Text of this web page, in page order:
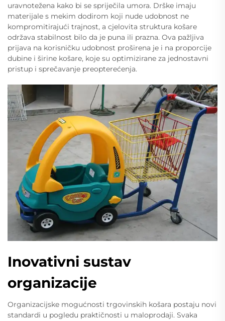
uravnotežena kako bi se spriječila umora. Drške imaju
materijale s mekim dodirom koji nude udobnost ne
kompromitirajući trajnost, a cjelovita struktura košare
održava stabilnost bilo da je puna ili prazna. Ova pažljiva
prijava na korisničku udobnost proširena je i na proporcije
dubine i širine košare, koje su optimizirane za jednostavni
pristup i sprečavanje preopterećenja.
Inovativni sustav
organizacije
Organizacijske mogućnosti trgovinskih košara postaju novi
standardi u pogledu praktičnosti u maloprodaji. Svaka